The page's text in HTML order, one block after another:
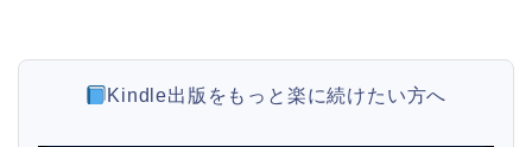
Kindle出版をもっと楽に続けたい方へ